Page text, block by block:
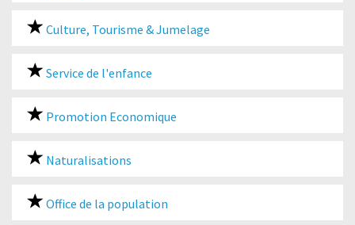
Culture, Tourisme & Jumelage
Service de l'enfance
Promotion Economique
Naturalisations
Office de la population